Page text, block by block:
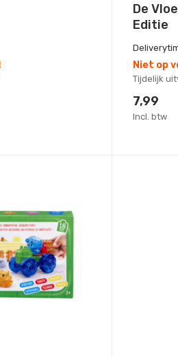
De
Editie
Niet op
Tijdelijk
7,99
Incl. btw